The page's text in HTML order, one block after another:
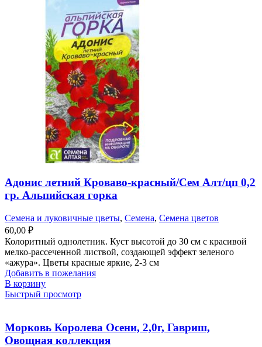
Адонис летний Кроваво-красный/Сем Алт/цп 0,2
гр. Альпийская горка
Семена и луковичные цветы, Семена, Семена цветов
60,00 ₽
Колоритный однолетник. Куст высотой до 30 см с красивой
мелко-рассеченной листвой, создающей эффект зеленого
«ажура». Цветы красные яркие, 2-3 см
Добавить в пожелания
В корзину
Быстрый просмотр
Морковь Королева Осени, 2,0г, Гавриш,
Овощная коллекция